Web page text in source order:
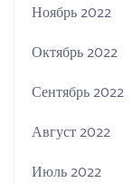
Ноябрь 2022
Октябрь 2022
Сентябрь 2022
Август 2022
Июль 2022